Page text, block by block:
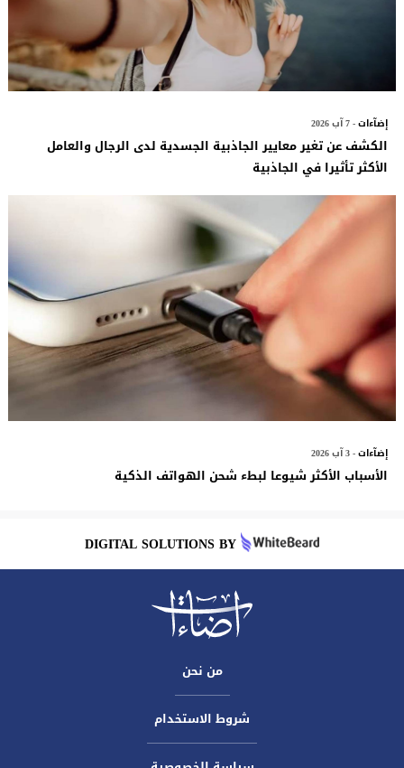
إضآءات- 7 آب 2026
الكشف عن تغير معايير الجاذبية الجسدية لدى الرجال والعامل
الأكثر تأثيرا في الجاذبية
إضآءات- 3 آب 2026
الأسباب الأكثر شيوعا لبطء شحن الهواتف الذكية
DIGITAL SOLUTIONS BY
من نحن
شروط الاستخدام